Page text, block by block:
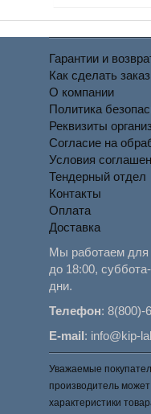
Гарантии и
Как сделать заказ
О компании
Политика
Реквизиты
Согласие на
Условия
Тендерный отдел
Контакты
Оплата
Доставка
Мы работаем для
до 18:00,
дни.
Телефон:8(800)-
E-mail: info@kip-
Уважаемые
производитель
характеристики